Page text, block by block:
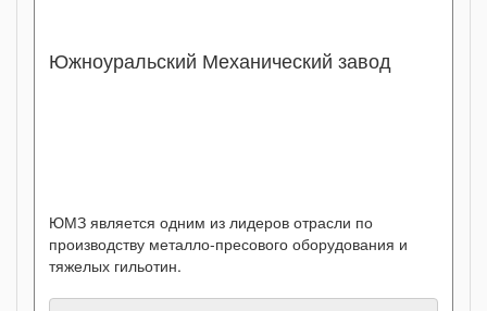
Южноуральский Механический завод
ЮМЗ является одним из лидеров отрасли по
производству металло-пресового оборудования и
тяжелых гильотин.